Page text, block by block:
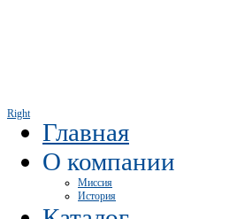
Right
Главная
О компании
Миссия
История